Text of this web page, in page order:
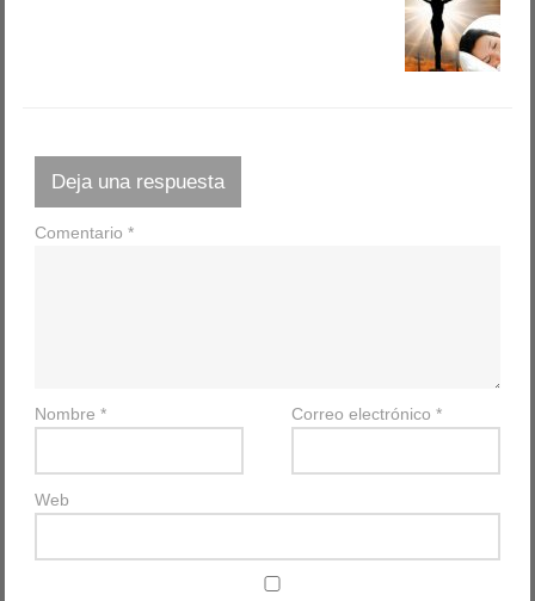
Deja una respuesta
Comentario*
Nombre* Correo electrónico *
Web